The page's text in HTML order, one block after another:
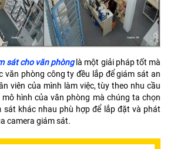
sát cho văn phònglà một giải pháp tốt mà
văn phòng công ty đều lắp để giám sát an
viên của mình làm việc, tùy theo nhu cầu
hình của văn phòng mà chúng ta chọn
sát khác nhau phù hợp để lắp đặt và phát
camera giám sát.